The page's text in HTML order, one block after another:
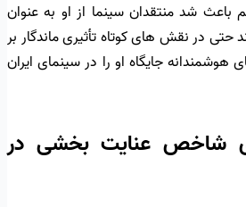
شد منتقدان سینما از او به عنوان
حتی در نقش های کوتاه تأثیری ماندگار بر
جایگاه او را در سینمای ایران
شاخص عنایت بخشی در